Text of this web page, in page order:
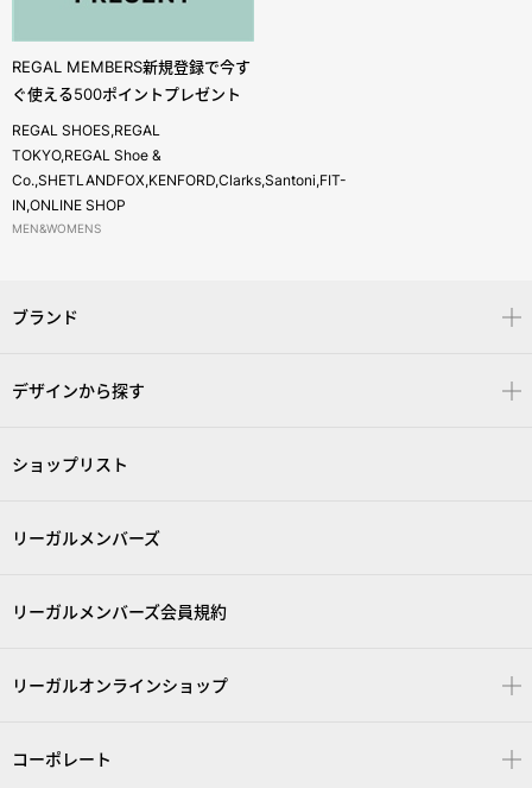
REGAL MEMBERS新規登録で今す
ぐ使える500ポイントプレゼント
REGAL SHOES,REGAL
TOKYO,REGAL Shoe &
Co.,SHETLANDFOX,KENFORD,Clarks,Santoni,FIT-
IN,ONLINE SHOP
MEN&WOMENS
ブランド
デザインから探す
ショップリスト
リーガルメンバーズ
リーガルメンバーズ会員規約
リーガルオンラインショップ
コーポレート